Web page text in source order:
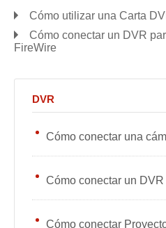
Cómo utilizar una Carta
Cómo conectar un DVR
FireWire
DVR
Cómo conectar una
Cómo conectar un
Cómo conectar